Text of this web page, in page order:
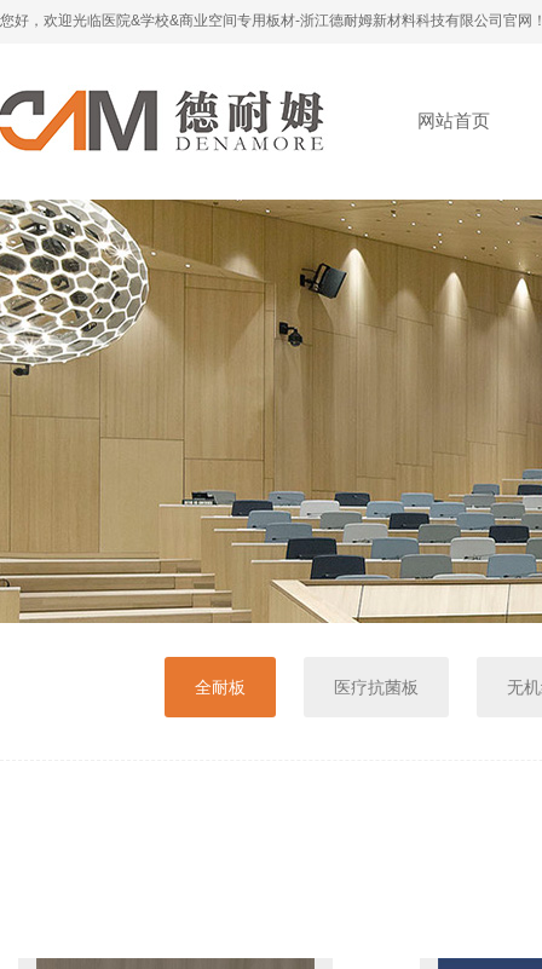
您好，欢迎光临医院&学校&商业空间专用板材-浙江德耐姆新材料科技有限公司官网
网站首页
全耐板 医疗抗菌板 无